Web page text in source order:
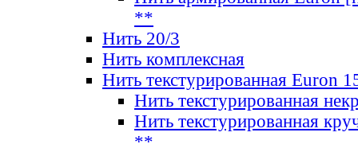
**
Нить 20/3
Нить комплексная
Нить текстурированная Euron
Нить текстурированная
Нить текстурированная